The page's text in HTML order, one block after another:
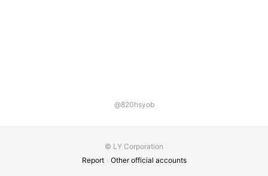
@820hsyob
© LY Corporation
Report
Other official accounts